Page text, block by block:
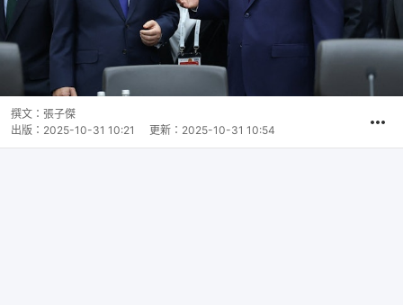
撰文： 張子傑
出版： 2025-10-31 10:21 更新： 2025-10-31 10:54